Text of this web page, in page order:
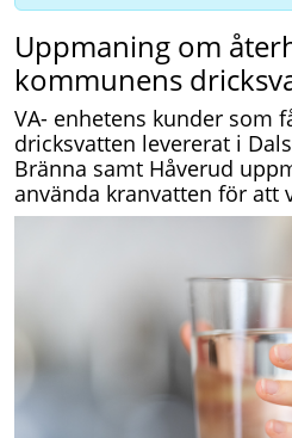
Uppmaning om
kommunens
VA- enhetens kunder som
dricksvatten levererat i
Bränna samt Håverud
använda kranvatten för att